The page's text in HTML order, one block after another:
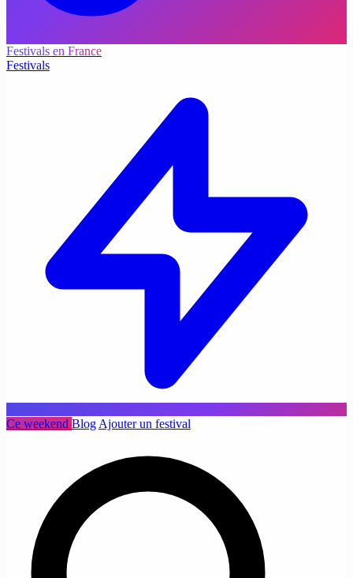
Festivals en France
Festivals
Ce weekend Blog Ajouter un festival